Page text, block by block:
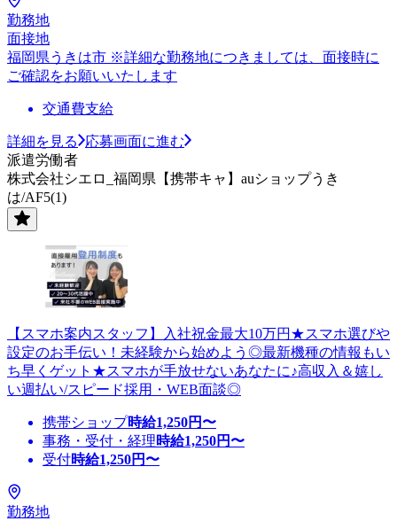
勤務地
面接地
福岡県うきは市 ※詳細な勤務地につきましては、面接時に
ご確認をお願いいたします
交通費支給
詳細を見る
応募画面に進む
派遣労働者
株式会社シエロ_福岡県【携帯キャ】auショップうき
は/AF5(1)
【スマホ案内スタッフ】入社祝金最大10万円★スマホ選びや
設定のお手伝い！未経験から始めよう◎最新機種の情報もい
ち早くゲット★スマホが手放せないあなたに♪高収入＆嬉し
い週払い/スピード採用・WEB面談◎
携帯ショップ時給1,250円〜
事務・受付・経理時給1,250円〜
受付時給1,250円〜
勤務地